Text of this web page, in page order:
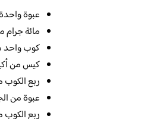
عبوة
مائة جرام
كوب واحد
كيس من
ربع الكوب
عبوة من
ربع الكوب